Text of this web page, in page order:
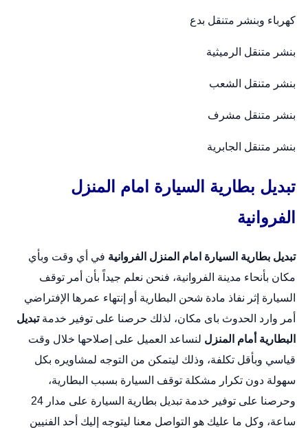
كهرباء وبنشر متنقل بدع
بنشر متنقل الرميثية
بنشر متنقل الشعب
بنشر متنقل مشرف
بنشر متنقل الجابرية
تبديل بطارية السيارة امام المنزل
الفروانية
تبديل بطارية السيارة امام المنزل الفروانية في أي وقت وبأي
مكان بأنحاء مدينة الفروانية، فنحن نعلم جيداً بأن أمر توقف
السيارة إثر نفاذ مادة شحن البطارية أو إنتهاء عمرها الإفتراضي
أمر وارد الحدوث باى مكان، لذلك حرصنا على توفير خدمةتبديل
البطارية أمام المنزل لنساعد العميل على إصلاحها خلال وقت
قياسي وبأقل تكلفة، وذلك ليتمكن من التوجه لمشاويره بكل
سهولة دون تكرار مشكلة توقف السيارة بسبب البطارية،
وحرصنا على توفير خدمة تبديل بطارية السيارة
على مدار 24
ساعة، وكل ما عليك هو التواصل معنا ليتوجه إليك أحد الفنيين